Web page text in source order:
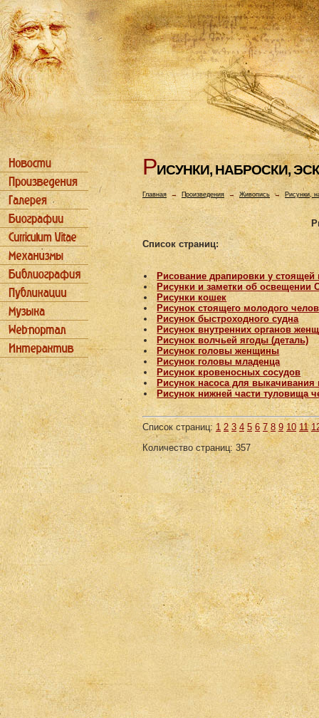
РИСУHКИ, HАБРОСКИ,
Главная→ Произведения → Живопись → Рисунки,
Список страниц:
Рисование драпировки у
Рисунки и заметки об
Рисунки кошек
Рисунок стоящего молодого
Рисунок быстроходного судна
Рисунок внутренних органов
Рисунок волчьей ягоды (деталь)
Рисунок головы женщины
Рисунок головы младенца
Рисунок кровеносных сосудов
Рисунок насоса для
Рисунок нижней части туловища
Список страниц:1 2 3 4 5 6 7 8 9 10 11
Количество страниц: 357